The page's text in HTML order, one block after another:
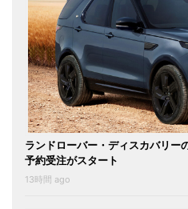
ランドローバー・ディスカバリー
予約受注がスタート
13時間 ago